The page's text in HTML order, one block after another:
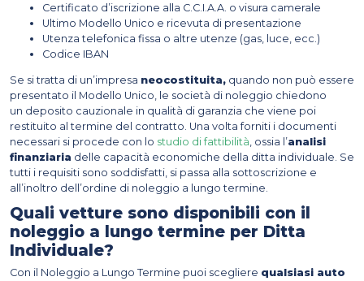
Certificato d’iscrizione alla C.C.I.A.A. o visura camerale
Ultimo Modello Unico e ricevuta di presentazione
Utenza telefonica fissa o altre utenze (gas, luce, ecc.)
Codice IBAN
Se si tratta di un’impresa neocostituita, quando non può essere
presentato il Modello Unico, le società di noleggio chiedono
un deposito cauzionale in qualità di garanzia che viene poi
restituito al termine del contratto. Una volta forniti i documenti
necessari si procede con lo studio di fattibilità, ossia l’analisi
finanziaria delle capacità economiche della ditta individuale. Se
tutti i requisiti sono soddisfatti, si passa alla sottoscrizione e
all’inoltro dell’ordine di noleggio a lungo termine.
Quali vetture sono disponibili con il
noleggio a lungo termine per Ditta
Individuale?
Con il Noleggio a Lungo Termine puoi scegliere qualsiasi auto